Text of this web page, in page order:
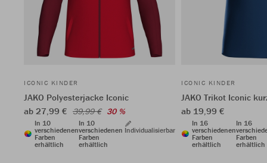
ICONIC KINDER
JAKO Polyesterjacke Iconic
ab 27,99 € 39,99 € 30 %
In 10
verschiedenen
Farben
erhältlich
In 10
verschiedenen
Farben
erhältlich
Individualisierbar
ICONIC KINDER
JAKO Trikot Iconic
ab 19,99 €
In 16
verschiedenen
Farben
erhältlich
In 16
Farben
erhältlich